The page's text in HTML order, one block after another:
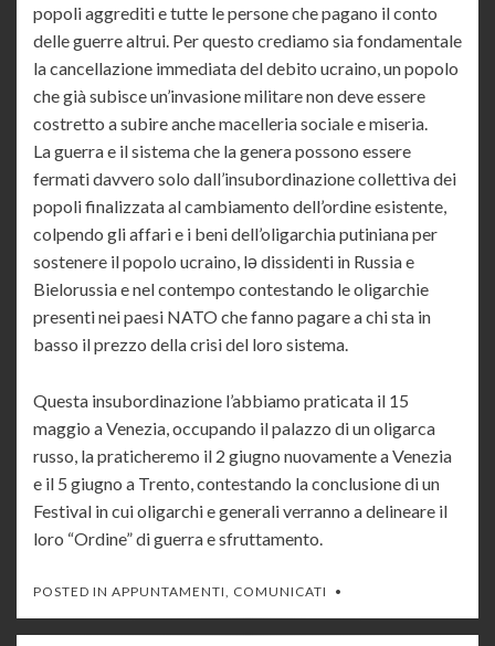
popoli aggrediti e tutte le persone che pagano il conto
delle guerre altrui. Per questo crediamo sia fondamentale
la cancellazione immediata del debito ucraino, un popolo
che già subisce un’invasione militare non deve essere
costretto a subire anche macelleria sociale e miseria.
La guerra e il sistema che la genera possono essere
fermati davvero solo dall’insubordinazione collettiva dei
popoli finalizzata al cambiamento dell’ordine esistente,
colpendo gli affari e i beni dell’oligarchia putiniana per
sostenere il popolo ucraino, lə dissidenti in Russia e
Bielorussia e nel contempo contestando le oligarchie
presenti nei paesi NATO che fanno pagare a chi sta in
basso il prezzo della crisi del loro sistema.
Questa insubordinazione l’abbiamo praticata il 15
maggio a Venezia, occupando il palazzo di un oligarca
russo, la praticheremo il 2 giugno nuovamente a Venezia
e il 5 giugno a Trento, contestando la conclusione di un
Festival in cui oligarchi e generali verranno a delineare il
loro “Ordine” di guerra e sfruttamento.
POSTED IN APPUNTAMENTI COMUNICATI